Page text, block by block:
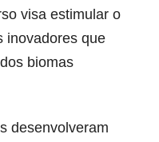
visa estimular o
inovadores que
biomas
desenvolveram